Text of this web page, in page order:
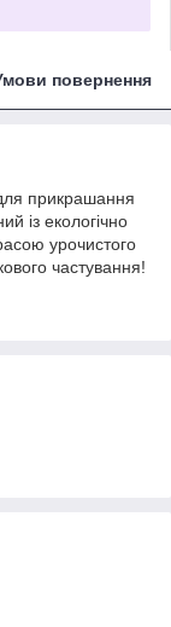
повернення
прикрашання
із екологічно
урочистого
частування!